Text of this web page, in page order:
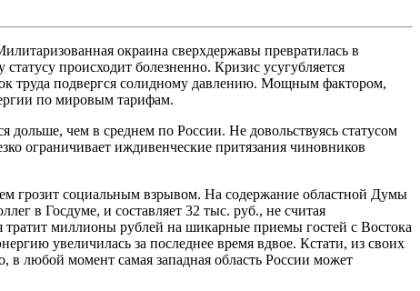
окраина сверхдержавы превратилась в
происходит болезненно. Кризис усугубляется
труда подвергся солидному давлению. Мощным фактором,
по мировым тарифам.
дольше, чем в среднем по России. Не довольствуясь статусом
ограничивает иждивенческие притязания чиновников
грозит социальным взрывом. На содержание областной Думы
в Госдуме, и составляет 32 тыс. руб., не считая
миллионы рублей на шикарные приемы гостей с Востока
увеличилась за последнее время вдвое. Кстати, из своих
в любой момент самая западная область России может